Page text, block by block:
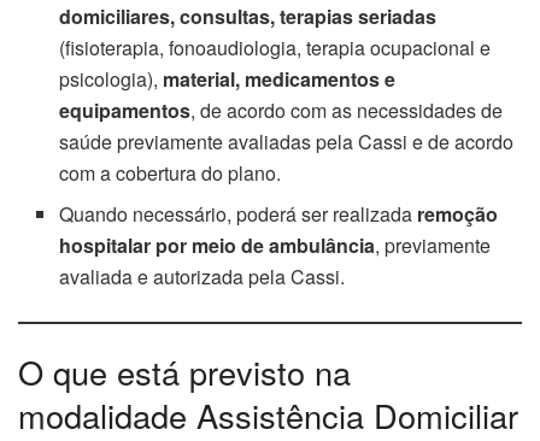
domiciliares, consultas, terapias seriadas
(fisioterapia, fonoaudiologia, terapia ocupacional e
psicologia), material, medicamentos e
equipamentos, de acordo com as necessidades de
saúde previamente avaliadas pela Cassi e de acordo
com a cobertura do plano.
Quando necessário, poderá ser realizada remoção
hospitalar por meio de ambulância, previamente
avaliada e autorizada pela Cassi.
O que está previsto na
modalidade Assistência Domiciliar